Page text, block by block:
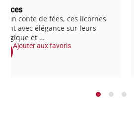
licornes
leurs
Ateliers de
Un atelier
des bulles de
mètres de long.